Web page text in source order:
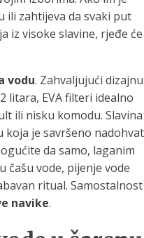
ili zahtijeva da svaki put
iz visoke slavine, rjeđe će
vodu. Zahvaljujući dizajnu
litara, EVA filteri idealno
ili nisku komodu. Slavina
koja je savršeno nadohvat
da samo, laganim
čašu vode, pijenje vode
ritual. Samostalnost
navike.